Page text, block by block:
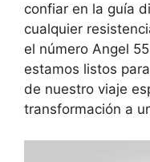
confiar en la guía
cualquier
el número Angel
estamos listos
de nuestro viaje
transformación a